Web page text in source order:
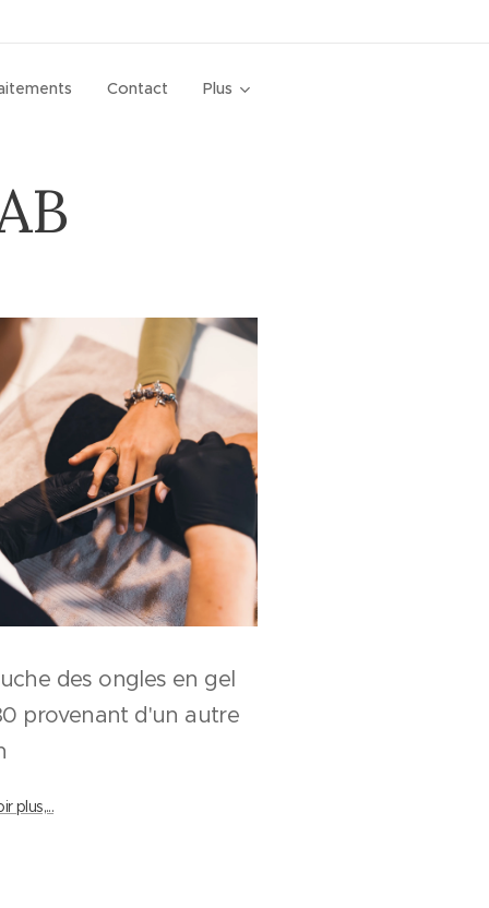
Contact Plus
des ongles en gel
provenant d'un autre
plus,...